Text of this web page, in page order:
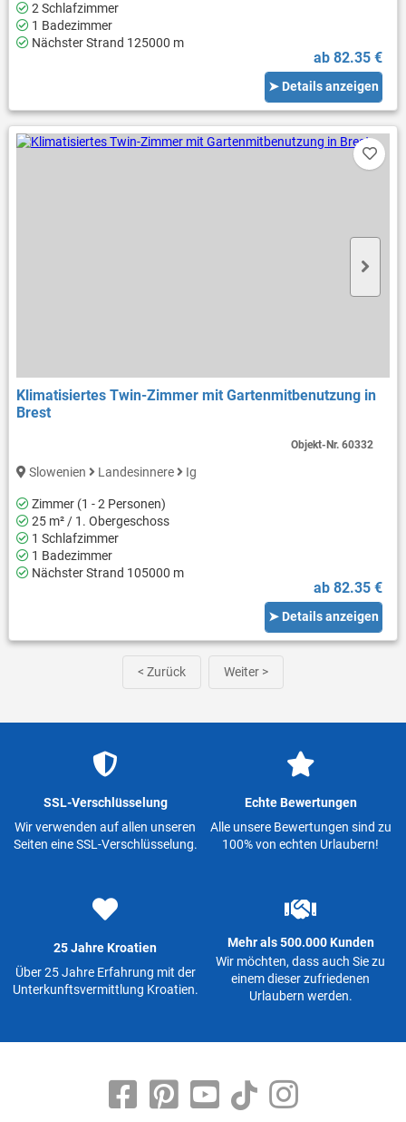
2 Schlafzimmer
1 Badezimmer
Nächster Strand 125000 m
ab 82.35 €
➤ Details anzeigen
Klimatisiertes Twin-Zimmer mit Gartenmitbenutzung in
Brest
Slowenien Landesinnere Ig
Zimmer (1 - 2 Personen)
25 m² / 1. Obergeschoss
1 Schlafzimmer
1 Badezimmer
Nächster Strand 105000 m
ab 82.35 €
➤ Details anzeigen
Objekt-Nr.60332
< Zurück Weiter >
SSL-Verschlüsselung
Wir verwenden auf allen unseren
Seiten eine SSL-Verschlüsselung.
Echte Bewertungen
Alle unsere Bewertungen sind zu
100% von echten Urlaubern!
25 Jahre Kroatien
Über 25 Jahre Erfahrung mit der
Unterkunftsvermittlung Kroatien.
Mehr als 500.000 Kunden
Wir möchten, dass auch Sie zu
einem dieser zufriedenen
Urlaubern werden.